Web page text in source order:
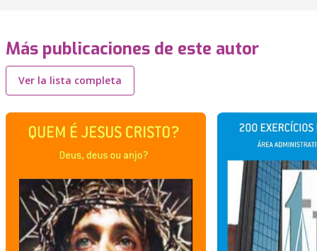
Más publicaciones de este autor
Ver la lista completa